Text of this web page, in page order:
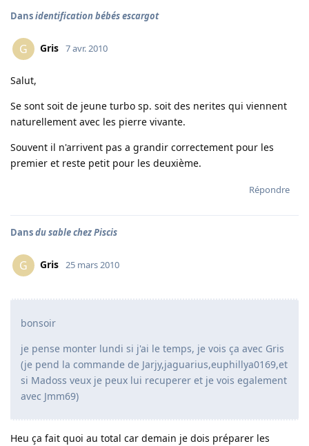
Dansidentification bébés escargot
G Gris 7 avr. 2010
Salut,
Se sont soit de jeune turbo sp. soit des nerites qui viennent
naturellement avec les pierre vivante.
Souvent il n'arrivent pas a grandir correctement pour les
premier et reste petit pour les deuxième.
Répondre
Dansdu sable chez Piscis
G Gris 25 mars 2010
bonsoir
je pense monter lundi si j'ai le temps, je vois ça avec Gris
(je pend la commande de Jarjy,jaguarius,euphillya0169,et
si Madoss veux je peux lui recuperer et je vois egalement
avec Jmm69)
Heu ça fait quoi au total car demain je dois préparer les